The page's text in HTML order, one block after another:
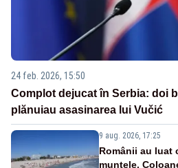
24 feb. 2026, 15:50
Complot dejucat în Serbia: doi
plănuiau asasinarea lui Vučić
9 aug. 2026, 17:25
Românii au luat
muntele.